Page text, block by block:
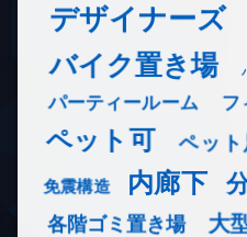
デザイナーズ
バイク置き場
パーティールーム フ
ペット可 ペッ
免震構造 内廊下
各階ゴミ置き場 大